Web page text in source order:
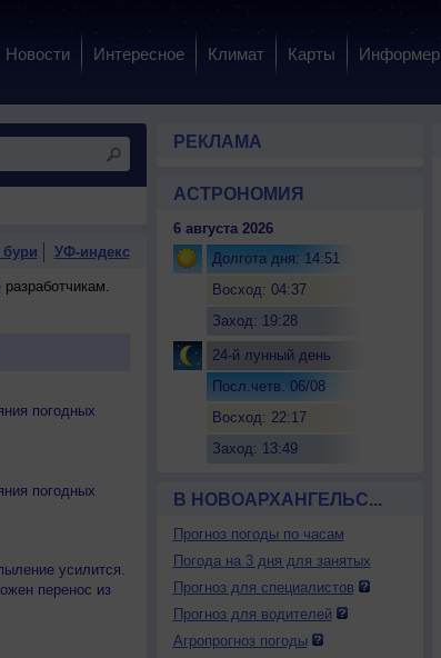
Новости Интересное Климат Карты Информер
бури УФ-индекс
разработчикам.
погодных
погодных
усилится.
перенос из
РЕКЛАМА
АСТРОНОМИЯ
6 августа 2026
Долгота дня: 14:51
Восход: 04:37
Заход: 19:28
24-й лунный день
Посл.четв. 06/08
Восход: 22:17
Заход: 13:49
В НОВОАРХАНГЕЛЬС...
Прогноз погоды по часам
Погода на 3 дня для занятых
Прогноз для специалистов
Прогноз для водителей
Агропрогноз погоды